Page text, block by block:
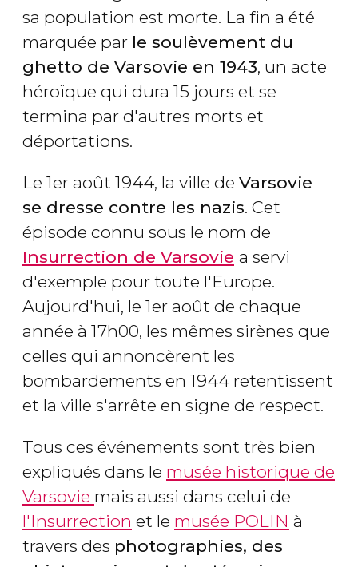
sa population est morte. La fin a été
marquée par le soulèvement du
ghetto de Varsovie en 1943, un acte
héroïque qui dura 15 jours et se
termina par d'autres morts et
déportations.
Le 1er août 1944, la ville de Varsovie
se dresse contre les nazis. Cet
épisode connu sous le nom de
Insurrection de Varsovie a servi
d'exemple pour toute l'Europe.
Aujourd'hui, le 1er août de chaque
année à 17h00, les mêmes sirènes que
celles qui annoncèrent les
bombardements en 1944 retentissent
et la ville s'arrête en signe de respect.
Tous ces événements sont très bien
expliqués dans le musée historique de
Varsovie mais aussi dans celui de
l'Insurrection et le musée POLIN à
travers des photographies, des